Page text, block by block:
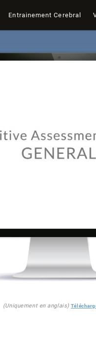
Entrainement Cerebral
(Uniquement en anglais)